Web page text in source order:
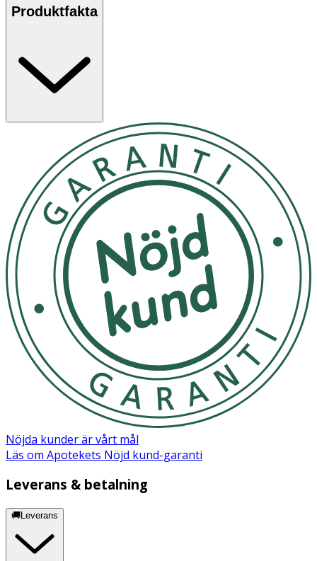
Produktfakta
Nöjda kunder är vårt mål
Läs om Apotekets Nöjd kund-garanti
Leverans & betalning
🚚Leverans